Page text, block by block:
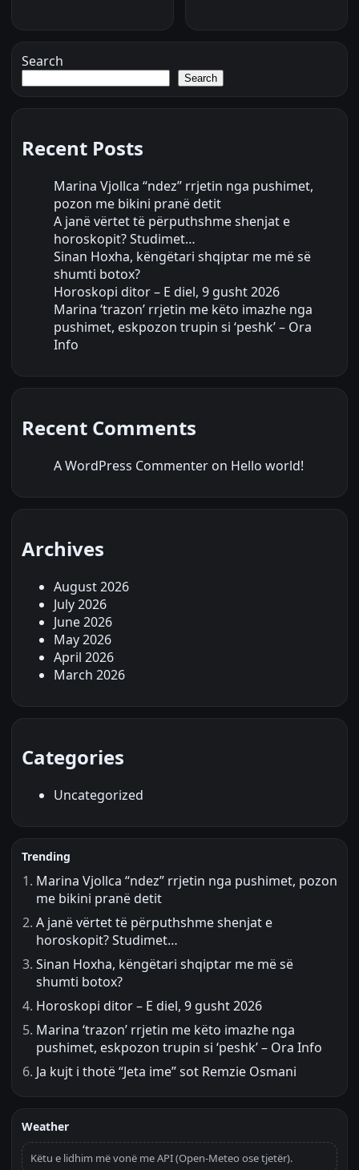
Search
Search
Recent Posts
Marina Vjollca “ndez” rrjetin nga pushimet,
pozon me bikini pranë detit
A janë vërtet të përputhshme shenjat e
horoskopit? Studimet…
Sinan Hoxha, këngëtari shqiptar me më së
shumti botox?
Horoskopi ditor – E diel, 9 gusht 2026
Marina ‘trazon’ rrjetin me këto imazhe nga
pushimet, eskpozon trupin si ‘peshk’ – Ora
Info
Recent Comments
A WordPress Commenter on Hello world!
Archives
August 2026
July 2026
June 2026
May 2026
April 2026
March 2026
Categories
Uncategorized
Trending
Marina Vjollca “ndez” rrjetin nga pushimet, pozon
me bikini pranë detit
A janë vërtet të përputhshme shenjat e
horoskopit? Studimet…
Sinan Hoxha, këngëtari shqiptar me më së
shumti botox?
Horoskopi ditor – E diel, 9 gusht 2026
Marina ‘trazon’ rrjetin me këto imazhe nga
pushimet, eskpozon trupin si ‘peshk’ – Ora Info
Ja kujt i thotë “Jeta ime” sot Remzie Osmani
Weather
Këtu e lidhim më vonë me API (Open-Meteo ose tjetër).